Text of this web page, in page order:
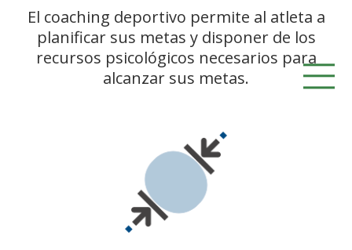
El coaching deportivo permite al atleta a
planificar sus metas y disponer de los
recursos psicológicos necesarios para
alcanzar sus metas.